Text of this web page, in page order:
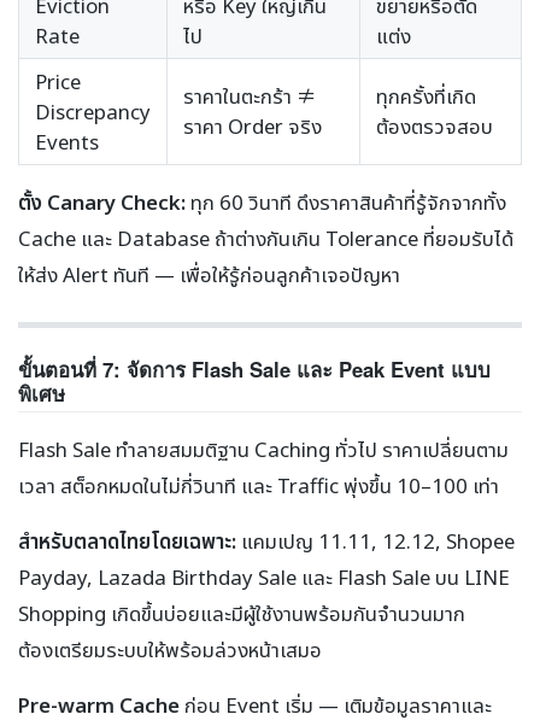
Eviction
Rate
หรือ Key ใหญ่เกิน
ไป
ขยายหรือตัด
แต่ง
Price
Discrepancy
Events
ราคาในตะกร้า ≠
ราคา Order จริง
ทุกครั้งที่เกิด
ต้องตรวจสอบ
ตั้ง Canary Check: ทุก 60 วินาที ดึงราคาสินค้าที่รู้จักจากทั้ง
Cache และ Database ถ้าต่างกันเกิน Tolerance ที่ยอมรับได้
ให้ส่ง Alert ทันที — เพื่อให้รู้ก่อนลูกค้าเจอปัญหา
ขั้นตอนที่ 7: จัดการ Flash Sale และ Peak Event แบบ
พิเศษ
Flash Sale ทำลายสมมติฐาน Caching ทั่วไป ราคาเปลี่ยนตาม
เวลา สต็อกหมดในไม่กี่วินาที และ Traffic พุ่งขึ้น 10–100 เท่า
สำหรับตลาดไทยโดยเฉพาะ: แคมเปญ 11.11, 12.12, Shopee
Payday, Lazada Birthday Sale และ Flash Sale บน LINE
Shopping เกิดขึ้นบ่อยและมีผู้ใช้งานพร้อมกันจำนวนมาก
ต้องเตรียมระบบให้พร้อมล่วงหน้าเสมอ
Pre-warm Cache ก่อน Event เริ่ม — เติมข้อมูลราคาและ